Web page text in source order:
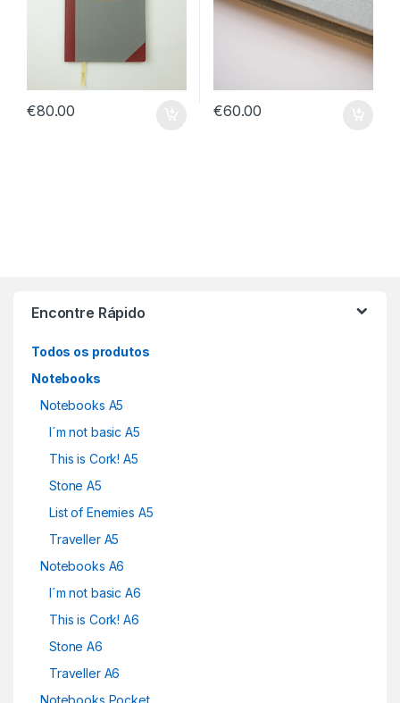
€80.00 €60.00
Encontre Rápido
Todos os produtos
Notebooks
Notebooks A5
I´m not basic A5
This is Cork! A5
Stone A5
List of Enemies A5
Traveller A5
Notebooks A6
I´m not basic A6
This is Cork! A6
Stone A6
Traveller A6
Notebooks Pocket